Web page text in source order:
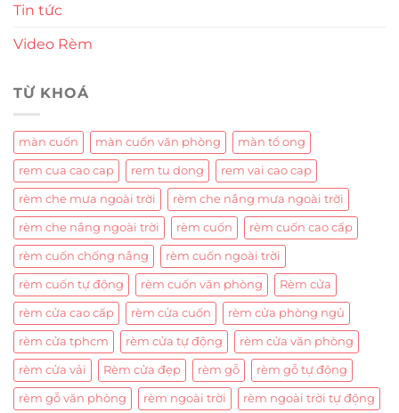
Tin tức
Video Rèm
TỪ KHOÁ
màn cuốn màn cuốn văn phòng màn tổ ong
rem cua cao cap rem tu dong rem vai cao cap
rèm che mưa ngoài trời rèm che nắng mưa ngoài trời
rèm che nắng ngoài trời rèm cuốn rèm cuốn cao cấp
rèm cuốn chống nắng rèm cuốn ngoài trời
rèm cuốn tự động rèm cuốn văn phòng Rèm cửa
rèm cửa cao cấp rèm cửa cuốn rèm cửa phòng ngủ
rèm cửa tphcm rèm cửa tự động rèm cửa văn phòng
rèm cửa vải Rèm cửa đẹp rèm gỗ rèm gỗ tự động
rèm gỗ văn phòng rèm ngoài trời rèm ngoài trời tự động